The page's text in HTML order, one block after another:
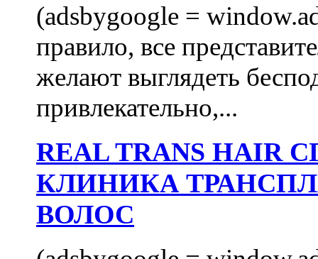
(adsbygoogle =
правило, все
желают выглядеть
привлекательно,...
REAL TRANS
КЛИНИКА
ВОЛОС